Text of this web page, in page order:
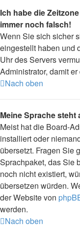
Ich habe die
immer noch falsch!
Wenn Sie sich sicher
eingestellt haben und
Uhr des Servers
Administrator, damit
Nach oben
Meine Sprache
Meist hat die Board-
installiert oder
übersetzt. Fragen Sie
Sprachpaket, das Sie
noch nicht existiert,
übersetzen würden.
der Website von
werden.
Nach oben